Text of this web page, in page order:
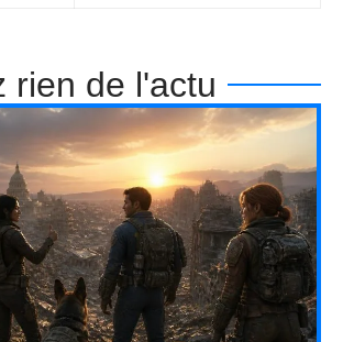
rien de l'actu